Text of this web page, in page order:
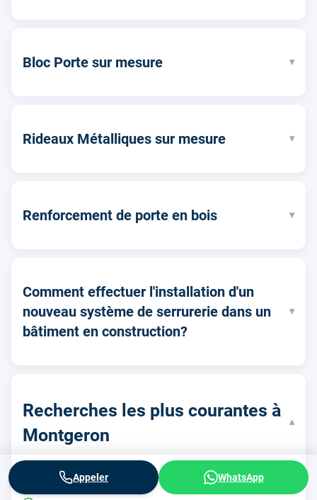
Bloc Porte sur mesure ▾
Rideaux Métalliques sur mesure ▾
Renforcement de porte en bois ▾
Comment effectuer l'installation d'un
nouveau système de serrurerie dans un
bâtiment en construction?
▾
Recherches les plus courantes à
Montgeron
▾
Depannage serrurerie
Appeler WhatsApp